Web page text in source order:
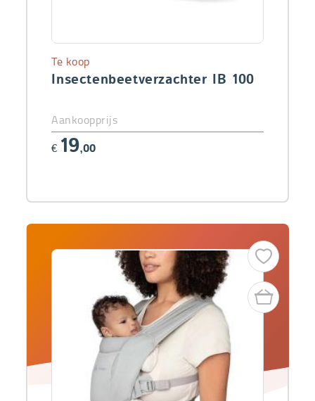
Insectenbeetverzachter IB 100
Te koop
Aankoopprijs
€ 19,00